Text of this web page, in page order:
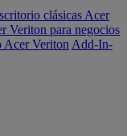
clásicas Acer
Veriton para negocios
Acer Veriton Add-In-